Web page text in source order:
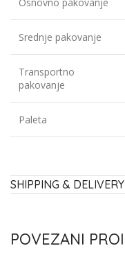
Srednje pakovanje
Transportno
pakovanje
Paleta
SHIPPING & DELIVERY
POVEZANI